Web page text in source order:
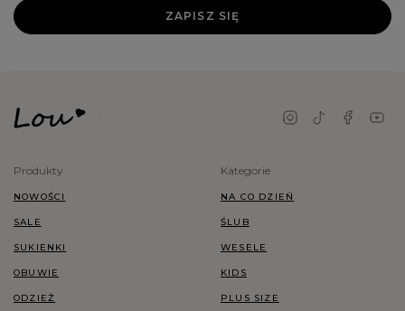
ZAPISZ SIĘ
Produkty
NOWOŚCI
SALE
SUKIENKI
OBUWIE
ODZIEŻ
Kategorie
NA CO DZIEŃ
ŚLUB
WESELE
KIDS
PLUS SIZE